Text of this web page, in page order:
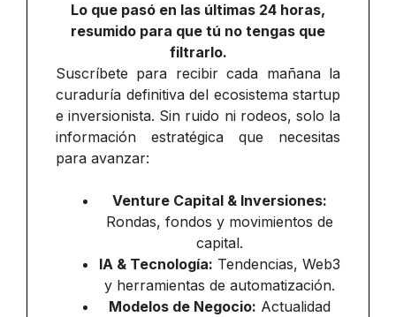
Lo que pasó en las últimas 24 horas,
resumido para que tú no tengas que
filtrarlo.
Suscríbete para recibir cada mañana la
curaduría definitiva del ecosistema startup
e inversionista. Sin ruido ni rodeos, solo la
información estratégica que necesitas
para avanzar:
Venture Capital & Inversiones:
Rondas, fondos y movimientos de
capital.
IA & Tecnología: Tendencias, Web3
y herramientas de automatización.
Modelos de Negocio: Actualidad